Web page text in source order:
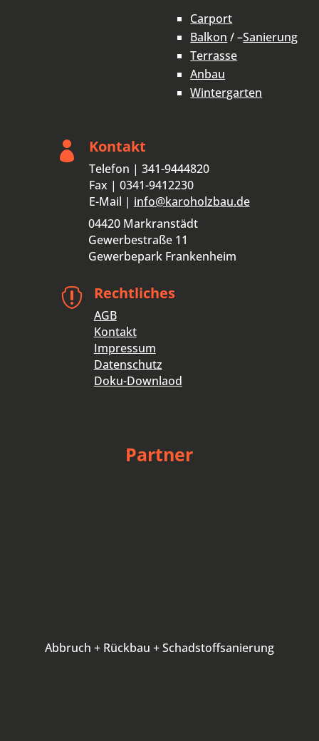
Carport
Balkon / –Sanierung
Terrasse
Anbau
Wintergarten
 Kontakt
Telefon | 341-9444820
Fax | 0341-9412230
E-Mail | info@karoholzbau.de
04420 Markranstädt
Gewerbestraße 11
Gewerbepark Frankenheim
 Rechtliches
AGB
Kontakt
Impressum
Datenschutz
Doku-Downlaod
Partner
Abbruch + Rückbau + Schadstoffsanierung